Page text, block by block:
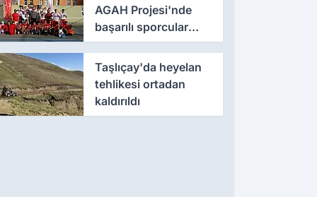
AGAH Projesi'nde
başarılı sporcular
ödüllendirildi
Taşlıçay'da heyelan
tehlikesi ortadan
kaldırıldı